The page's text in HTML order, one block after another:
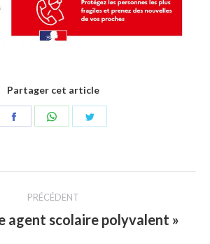
Partager cet article
Partager Partager
PRÉCÉDENT
Article
agent scolaire polyvalent »